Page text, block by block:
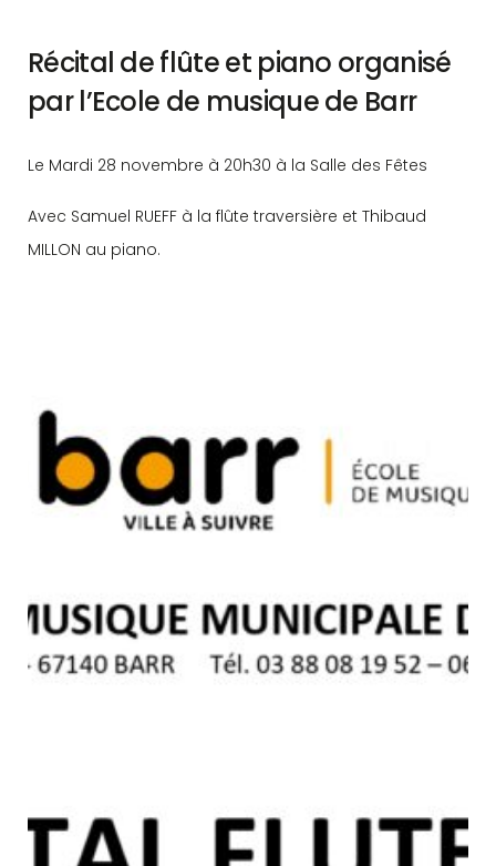
Récital de flûte et piano organisé
par l’Ecole de musique de Barr
Le Mardi 28 novembre à 20h30 à la Salle des Fêtes
Avec Samuel RUEFF à la flûte traversière et Thibaud
MILLON au piano.